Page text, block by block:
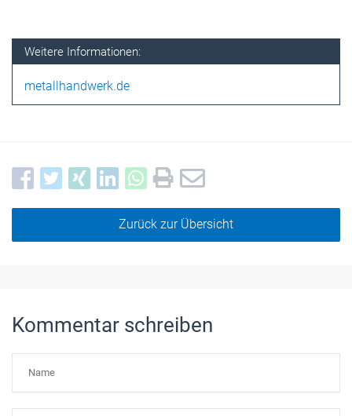
Weitere Informationen:
metallhandwerk.de
Zurück zur Übersicht
Kommentar schreiben